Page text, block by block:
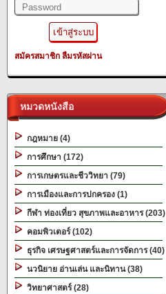
สมัครสมาชิก ลืมรหัสผ่าน
หมวดหนังสือ
กฎหมาย (4)
การศึกษา (172)
การเกษตรและชีววิทยา (79)
การเมืองและการปกครอง (1)
กีฬา ท่องเที่ยว สุขภาพและอาหาร (203)
คอมพิวเตอร์ (102)
ธุรกิจ เศรษฐศาสตร์และการจัดการ (40)
นวนิยาย อ่านเล่น และนิทาน (38)
วิทยาศาสตร์ (28)